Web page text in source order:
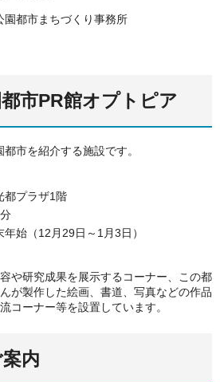
都市まちづくり事務所
市PR館オプトピア
市を紹介する施設です。
都プラザ1階
始（12月29日～1月3日）
や研究成果を展示するコーナー、この都
が製作した絵画、書道、写真などの作品
コーナー等を設置しています。
内